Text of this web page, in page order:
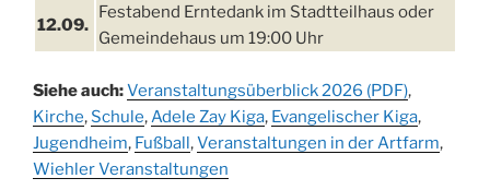
12.09.
Festabend Erntedank im Stadtteilhaus oder
Gemeindehaus um 19:00 Uhr
13.09.
Stadtteilhaus um 14:00 Uhr
19.09.
Schlagerabend im Stadtteilhaus
Drabenderhöhe
Siehe auch:Veranstaltungsüberblick 2026 (PDF),
Kirche, Schule, Adele Zay Kiga, Evangelischer Kiga,
Jugendheim, Fußball,Veranstaltungen in der Artfarm,
Wiehler Veranstaltungen